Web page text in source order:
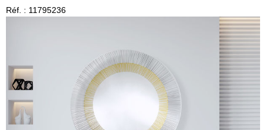
Réf. : 11795236